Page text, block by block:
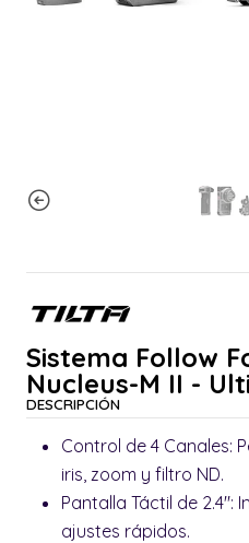
Sistema Follow
Nucleus-M II -
DESCRIPCIÓN
Control de 4 Canales:
iris, zoom y filtro ND.
Pantalla Táctil de 2.4":
ajustes rápidos.